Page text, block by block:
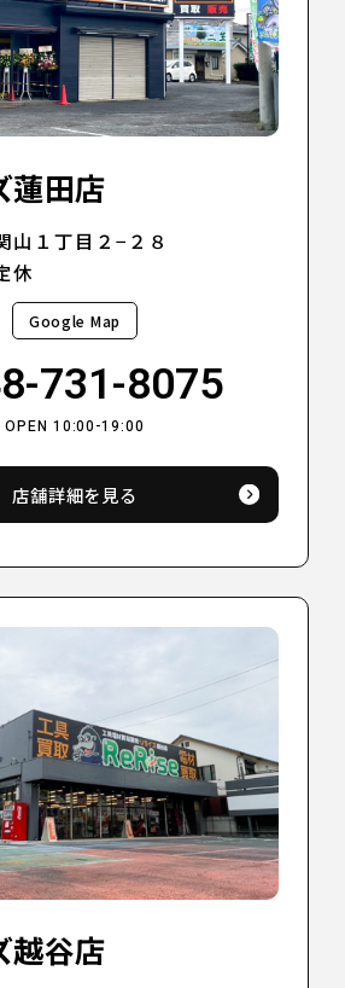
蓮田店
山１丁目２−２８
休
Google Map
731-8075
OPEN 10:00-19:00
店舗詳細を見る
越谷店